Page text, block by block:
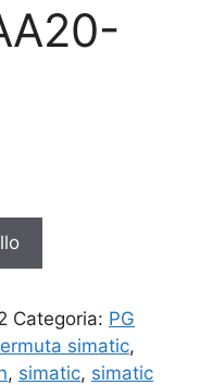
Categoria: PG
simatic,
, simatic, simatic